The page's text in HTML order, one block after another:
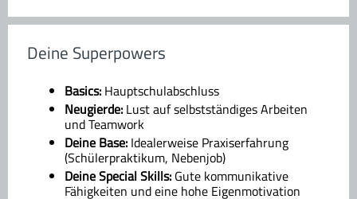
Deine Superpowers
Basics: Hauptschulabschluss
Neugierde: Lust auf selbstständiges Arbeiten
und Teamwork
Deine Base: Idealerweise Praxiserfahrung
(Schülerpraktikum, Nebenjob)
Deine Special Skills: Gute kommunikative
Fähigkeiten und eine hohe Eigenmotivation